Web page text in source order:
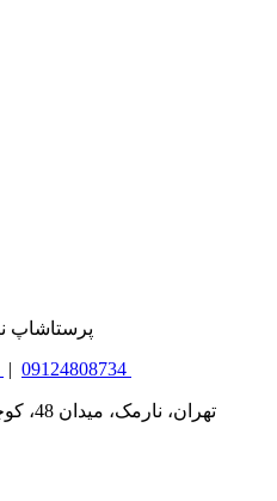
| 09124808734
تهران، نارمک، میدان 48، کوچه شهید سیاوش، پلاک 16